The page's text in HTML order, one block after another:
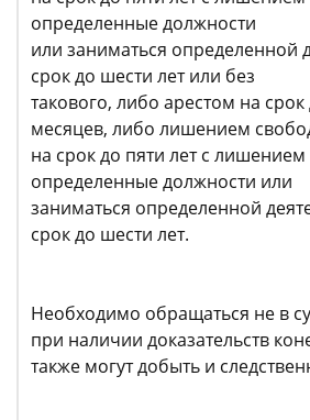
определенные должности
или заниматься определенной
срок до шести лет или без
такового, либо арестом на
месяцев, либо лишением
на срок до пяти лет с
определенные должности или
заниматься определенной
срок до шести лет.
Необходимо обращаться не в
при наличии доказательств
также могут добыть и